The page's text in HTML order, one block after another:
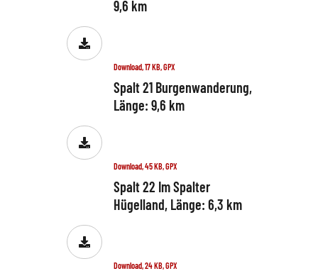
9,6 km
Download, 17 KB, GPX
Spalt 21 Burgenwanderung,
Länge: 9,6 km
Download, 45 KB, GPX
Spalt 22 Im Spalter
Hügelland, Länge: 6,3 km
Download, 24 KB, GPX